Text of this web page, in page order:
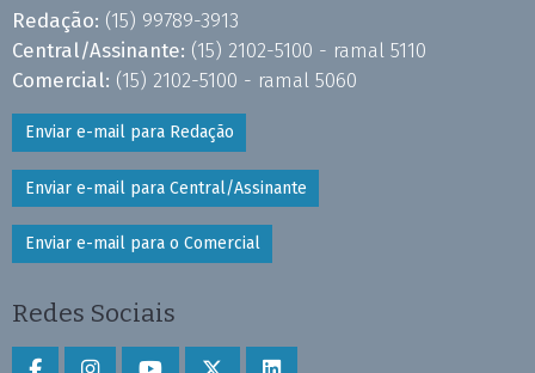
Redação: (15) 99789-3913
Central/Assinante: (15) 2102-5100 - ramal 5110
Comercial: (15) 2102-5100 - ramal 5060
Enviar e-mail para Redação
Enviar e-mail para Central/Assinante
Enviar e-mail para o Comercial
Redes Sociais